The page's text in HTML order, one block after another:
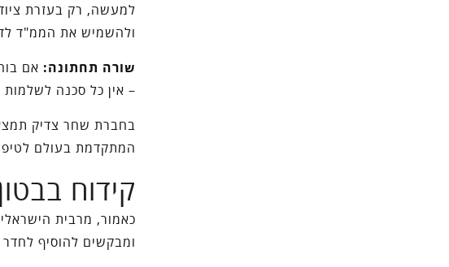
למעשה, רק בעזרת
ולהשמיש את הממ"ד
שורה תחתונה: אם
– אין כל סכנה
בחברת שחר צדיק
המתקדמת בעולם
קידוח
כאמור, מרבית
ומבקשים להוסיף